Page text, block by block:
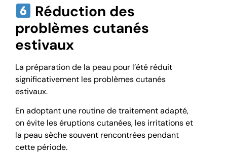
Réduction des
problèmes cutanés
estivaux
La préparation de la peau pour l’été réduit
significativement les problèmes cutanés
estivaux.
En adoptant une routine de traitement adapté,
on évite les éruptions cutanées, les irritations et
la peau sèche souvent rencontrées pendant
cette période.